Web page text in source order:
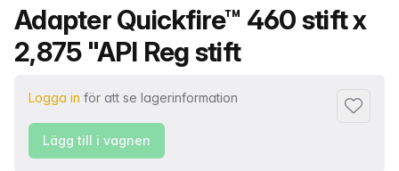
Produktnamn
Adapter Quickfire™ 460 stift x
2,875 "API Reg stift
Logga in för att se lagerinformation
Lägg
Lägg till i vagnen